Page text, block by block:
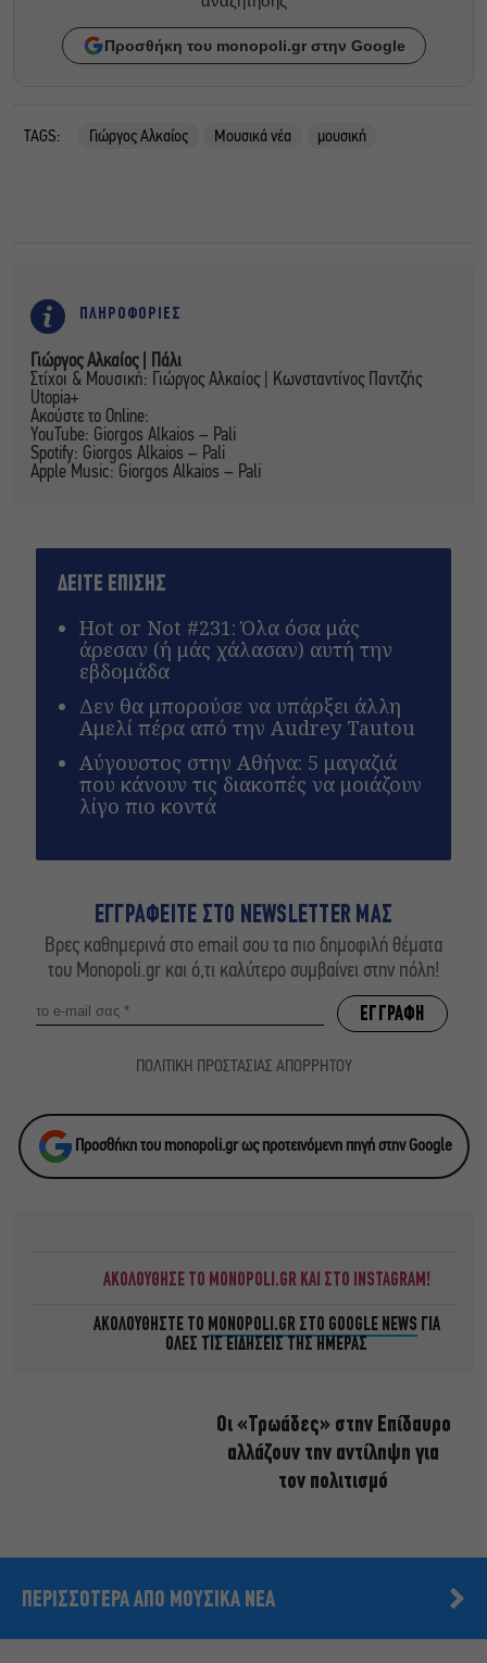
Προσθήκη του monopoli.gr στην Google
TAGS: Γιώργος Αλκαίος Μουσικά νέα μουσική
ΠΛΗΡΟΦΟΡΙΕΣ
Γιώργος Αλκαίος | Πάλι
Στίχοι & Μουσική: Γιώργος Αλκαίος | Κωνσταντίνος Παντζής
Utopia+
Ακούστε το Online:
YouTube: Giorgos Alkaios – Pali
Spotify: Giorgos Alkaios – Pali
Apple Music: Giorgos Alkaios – Pali
ΔΕΙΤΕ ΕΠΙΣΗΣ
Hot or Not #231: Όλα όσα μάς
άρεσαν (ή μάς χάλασαν) αυτή την
εβδομάδα
Δεν θα μπορούσε να υπάρξει άλλη
Αμελί πέρα από την Audrey Tautou
Αύγουστος στην Αθήνα: 5 μαγαζιά
που κάνουν τις διακοπές να μοιάζουν
λίγο πιο κοντά
ΕΓΓΡΑΦΕΙΤΕ ΣΤΟ NEWSLETTER ΜΑΣ
Βρες καθημερινά στο email σου τα πιο δημοφιλή θέματα
του Monopoli.gr και ό,τι καλύτερο συμβαίνει στην πόλη!
ΠΟΛΙΤΙΚΗ ΠΡΟΣΤΑΣΙΑΣ ΑΠΟΡΡΗΤΟΥ
Προσθήκη του monopoli.gr ως προτεινόμενη πηγή στην Google
ΑΚΟΛΟΥΘΗΣΕ ΤΟ MONOPOLI.GR ΚΑΙ ΣΤΟ INSTAGRAM!
ΑΚΟΛΟΥΘΗΣΤΕ ΤΟ MONOPOLI.GR ΣΤΟ GOOGLE NEWS ΓΙΑ
ΟΛΕΣ ΤΙΣ ΕΙΔΗΣΕΙΣ ΤΗΣ ΗΜΕΡΑΣ
Οι «Τρωάδες» στην Επίδαυρο
αλλάζουν την αντίληψη για
τον πολιτισμό
ΠΕΡΙΣΣΟΤΕΡΑ ΑΠΟ ΜΟΥΣΙΚΑ ΝΕΑ